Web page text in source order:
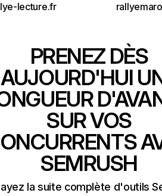
lecture.fr
PRENEZ DÈS
AUJOURD'HUI
SUR VOS
SEMRUSH
la suite complète d'outils